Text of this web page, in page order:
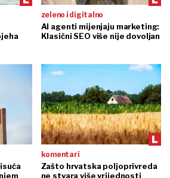
zeleno i digitalno
AI agenti mijenjaju marketing:
Klasični SEO više nije dovoljan
komentari
Zašto hrvatska poljoprivreda
ne stvara više vrijednosti